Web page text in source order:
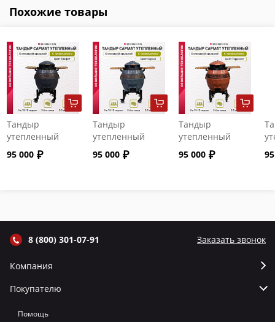
Похожие товары
Тандыр
утепленный
"Сармат" с
откидной
95 000
Тандыр
утепленный
"Сармат" с
откидной
95 000
Тандыр
утепленный
"Сармат" с
откидной
95 000
8 (800) 301-07-91 Заказать звонок
Компания
Покупателю
Помощь